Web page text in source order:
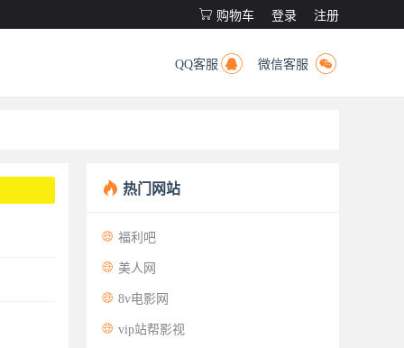
 购物车 登录 注册
QQ客服  微信客服 
 热门网站
 福利吧
 美人网
 8v电影网
 vip站帮影视